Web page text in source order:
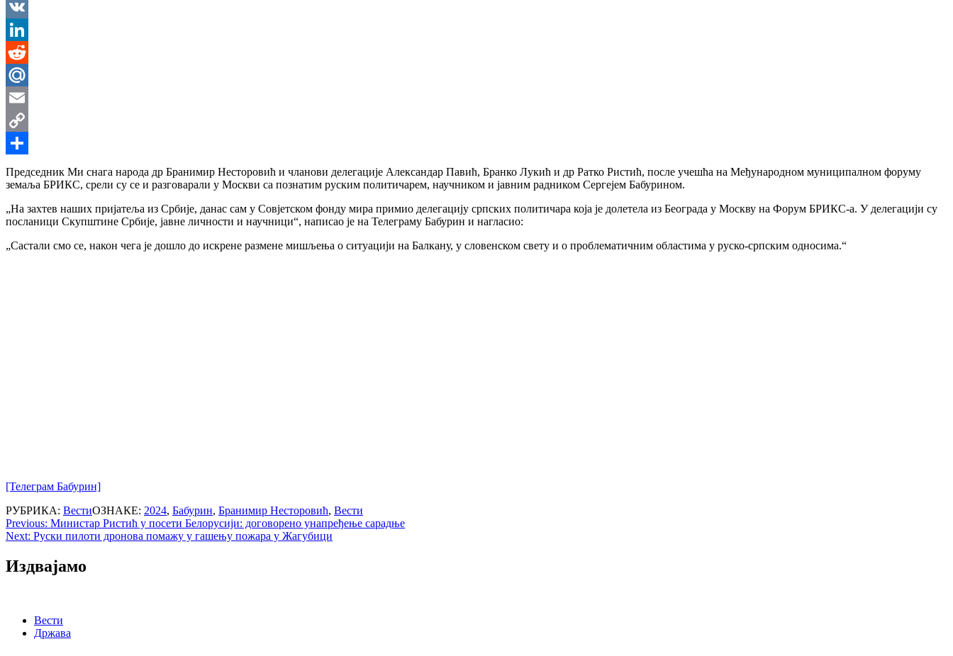
Messenger
VK
LinkedIn
Reddit
Mail.Ru
Email
Copy
Link
Share
Председник Ми снага народа др Бранимир Несторовић и чланови делегације Александар Павић, Бранко Лукић и др Ратко Ристић, после учешћа на Међународном муниципалном форуму
земаља БРИКС, срели су се и разговарали у Москви са познатим руским политичарем, научником и јавним радником Сергејем Бабурином.
„На захтев наших пријатеља из Србије, данас сам у Совјетском фонду мира примио делегацију српских политичара која је долетела из Београда у Москву на Форум БРИКС-а. У делегацији су
посланици Скупштине Србије, јавне личности и научници“, написао је на Телеграму Бабурин и нагласио:
„Састали смо се, након чега је дошло до искрене размене мишљења о ситуацији на Балкану, у словенском свету и о проблематичним областима у руско-српским односима.“
[Телеграм Бабурин]
РУБРИКА: ВестиОЗНАКЕ: 2024, Бабурин, Бранимир Несторовић, Вести
Post
navigation
Previous: Министар Ристић у посети Белорусији: договорено унапређење сарадње
Next: Руски пилоти дронова помажу у гашењу пожара у Жагубици
Издвајамо
Вести
Држава